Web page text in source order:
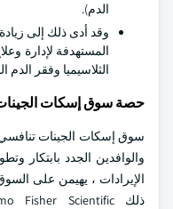
الدم).
وقد أدى ذلك إلى
المستهدفة لإدارة
الثلاسيميا وفقر
حصة سوق إسكات
سوق إسكات الجينات
والوافدين الجدد بابتكار